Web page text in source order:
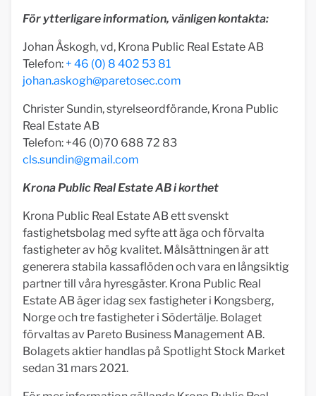
För ytterligare information, vänligen kontakta:
Johan Åskogh, vd, Krona Public Real Estate AB
Telefon: + 46 (0) 8 402 53 81
johan.askogh@paretosec.com
Christer Sundin, styrelseordförande, Krona Public
Real Estate AB
Telefon: +46 (0)70 688 72 83
cls.sundin@gmail.com
Krona Public Real Estate AB i korthet
Krona Public Real Estate AB ett svenskt
fastighetsbolag med syfte att äga och förvalta
fastigheter av hög kvalitet. Målsättningen är att
generera stabila kassaflöden och vara en långsiktig
partner till våra hyresgäster. Krona Public Real
Estate AB äger idag sex fastigheter i Kongsberg,
Norge och tre fastigheter i Södertälje. Bolaget
förvaltas av Pareto Business Management AB.
Bolagets aktier handlas på Spotlight Stock Market
sedan 31 mars 2021.